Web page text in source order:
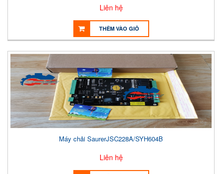
Liên hệ
THÊM VÀO GIỎ
Máy chải SaurerJSC228A/SYH604B
Liên hệ